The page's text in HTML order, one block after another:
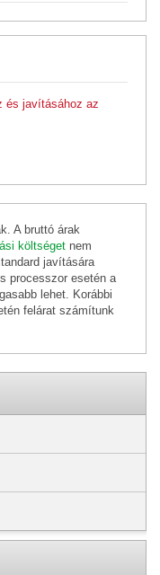
és javításához az
A bruttó árak
költséget nem
javítására
processzor esetén a
lehet. Korábbi
felárat számítunk